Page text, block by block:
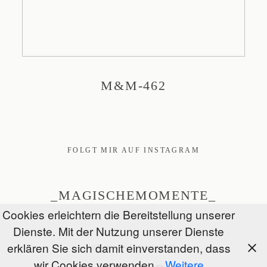
M&M-462
FOLGT MIR AUF INSTAGRAM
_MAGISCHEMOMENTE_
@Magische Momente 2026
Cookies erleichtern die Bereitstellung unserer
Dienste. Mit der Nutzung unserer Dienste
erklären Sie sich damit einverstanden, dass